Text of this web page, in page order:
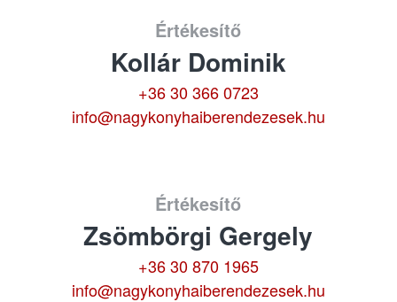
Értékesítő
Kollár Dominik
+36 30 366 0723
info@nagykonyhaiberendezesek.hu
Értékesítő
Zsömbörgi Gergely
+36 30 870 1965
info@nagykonyhaiberendezesek.hu